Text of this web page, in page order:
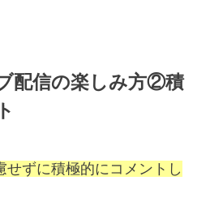
配信の楽しみ方②積
せずに積極的にコメントし